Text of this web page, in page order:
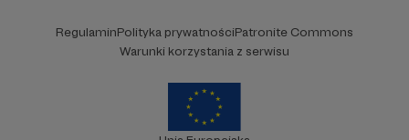
RegulaminPolityka prywatnościPatronite Commons
Warunki korzystania z serwisu